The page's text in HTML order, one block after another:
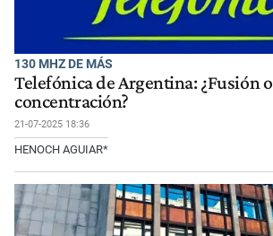
130 MHZ DE MÁS
Telefónica de Argentina: ¿Fusión o
concentración?
21-07-2025 18:36
HENOCH AGUIAR*